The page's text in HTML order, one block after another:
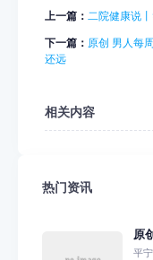
上一篇： 二院健康说
下一篇： 原创 男人每
还远
相关内容
热门资讯
原
平